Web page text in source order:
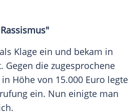
Klage ein und bekam in
Gegen die zugesprochene
Höhe von 15.000 Euro legte
ein. Nun einigte man
.